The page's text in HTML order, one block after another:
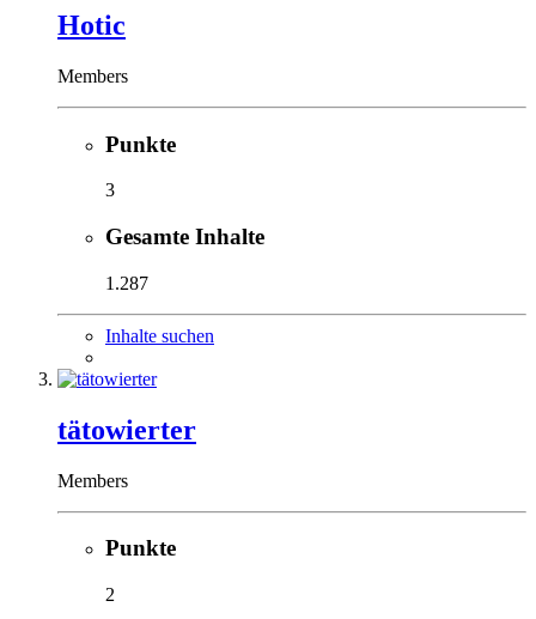
Hotic
Members
Punkte
3
Gesamte Inhalte
1.287
Inhalte suchen
tätowierter
Members
Punkte
2